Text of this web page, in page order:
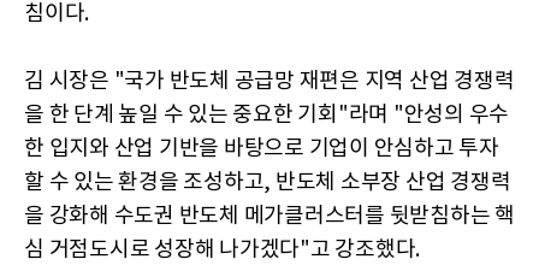
침이다.
김 시장은 "국가 반도체 공급망 재편은 지역 산업 경쟁력
을 한 단계 높일 수 있는 중요한 기회"라며 "안성의 우수
한 입지와 산업 기반을 바탕으로 기업이 안심하고 투자
할 수 있는 환경을 조성하고, 반도체 소부장 산업 경쟁력
을 강화해 수도권 반도체 메가클러스터를 뒷받침하는 핵
심 거점도시로 성장해 나가겠다"고 강조했다.